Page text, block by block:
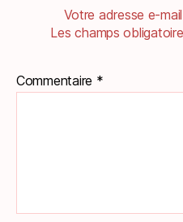
Votre adresse e-
Les champs
Commentaire *